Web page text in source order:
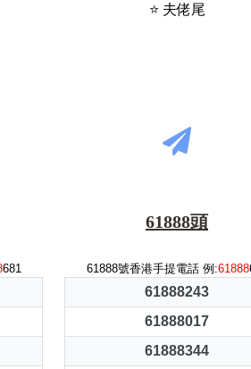
⭐️ 夫佬尾
681
61888頭
61888號香港手提電話 例:61888
61888243
61888017
61888344